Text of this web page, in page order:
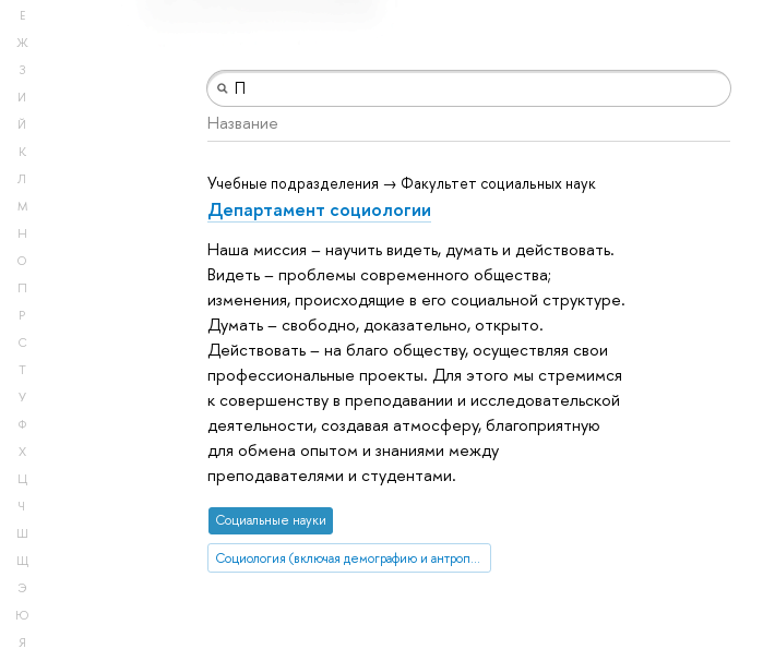
Е
Ж
З
И
Й
К
Л
М
Н
О
П
Р
С
Т
У
Ф
Х
Ц
Ч
Ш
Щ
Э
Ю
Я
Название
Учебные подразделения → Факультет социальных наук
Департамент социологии
Наша миссия – научить видеть, думать и действовать.
Видеть – проблемы современного общества;
изменения, происходящие в его социальной структуре.
Думать – свободно, доказательно, открыто.
Действовать – на благо обществу, осуществляя свои
профессиональные проекты. Для этого мы стремимся
к совершенству в преподавании и исследовательской
деятельности, создавая атмосферу, благоприятную
для обмена опытом и знаниями между
преподавателями и студентами.
Социальные науки
Социология (включая демографию и антропологию)